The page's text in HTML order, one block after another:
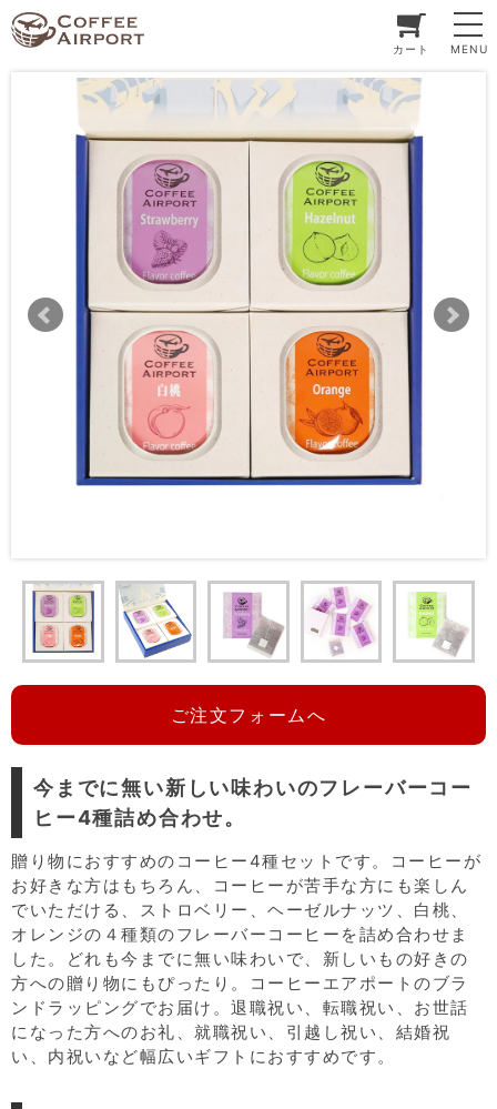
カート MENU
ご注文フォームへ
今までに無い新しい味わいのフレーバーコー
ヒー4種詰め合わせ。
贈り物におすすめのコーヒー4種セットです。コーヒーが
お好きな方はもちろん、コーヒーが苦手な方にも楽しん
でいただける、ストロベリー、ヘーゼルナッツ、白桃、
オレンジの４種類のフレーバーコーヒーを詰め合わせま
した。どれも今までに無い味わいで、新しいもの好きの
方への贈り物にもぴったり。コーヒーエアポートのブラ
ンドラッピングでお届け。退職祝い、転職祝い、お世話
になった方へのお礼、就職祝い、引越し祝い、結婚祝
い、内祝いなど幅広いギフトにおすすめです。